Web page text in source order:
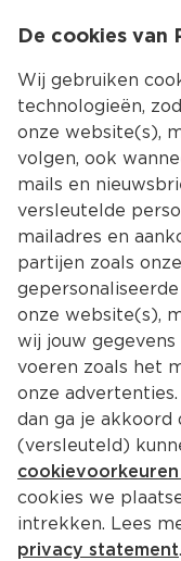
De cookies van
Wij gebruiken
technologieën,
onze website(s),
volgen, ook
mails en
versleutelde
mailadres en
partijen zoals
onze website(s),
wij jouw
voeren zoals het
onze
dan ga je akkoord
(versleuteld)
cookievoorkeuren
cookies we
intrekken. Lees
privacy statement.